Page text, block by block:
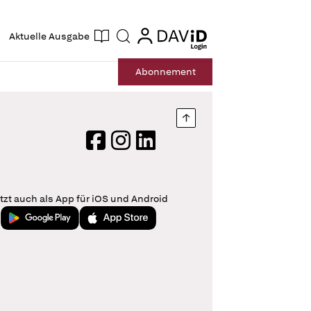
Aktuelle Ausgabe Suche login
login
Abonnement
Nach oben springen
FacebookInstagram
LinkedIn
auch als App für iOS und Android
Jetzt bei Google PlayLaden im App Store